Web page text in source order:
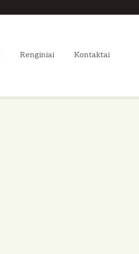
Renginiai Kontaktai